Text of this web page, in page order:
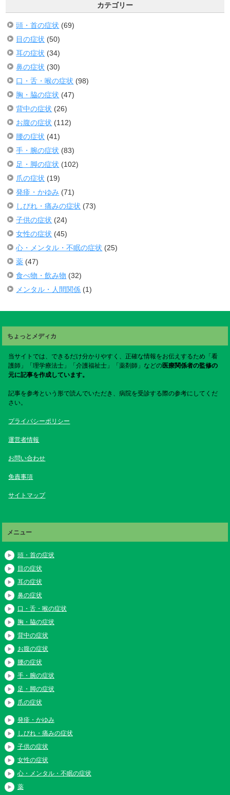
カテゴリー
頭・首の症状 (69)
目の症状 (50)
耳の症状 (34)
鼻の症状 (30)
口・舌・喉の症状 (98)
胸・脇の症状 (47)
背中の症状 (26)
お腹の症状 (112)
腰の症状 (41)
手・腕の症状 (83)
足・脚の症状 (102)
爪の症状 (19)
発疹・かゆみ (71)
しびれ・痛みの症状 (73)
子供の症状 (24)
女性の症状 (45)
心・メンタル・不眠の症状 (25)
薬 (47)
食べ物・飲み物 (32)
メンタル・人間関係 (1)
ちょっとメディカ
当サイトでは、できるだけ分かりやすく、正確な情報をお伝えするため「看
護師」「理学療法士」「介護福祉士」「薬剤師」などの医療関係者の監修の
元に記事を作成しています。
記事を参考という形で読んでいただき、病院を受診する際の参考にしてくだ
さい。
プライバシーポリシー
運営者情報
お問い合わせ
免責事項
サイトマップ
メニュー
頭・首の症状
目の症状
耳の症状
鼻の症状
口・舌・喉の症状
胸・脇の症状
背中の症状
お腹の症状
腰の症状
手・腕の症状
足・脚の症状
爪の症状
発疹・かゆみ
しびれ・痛みの症状
子供の症状
女性の症状
心・メンタル・不眠の症状
薬